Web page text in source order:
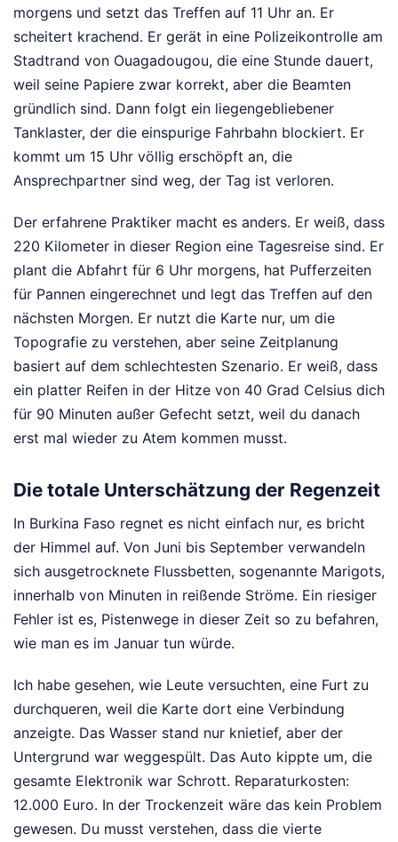
morgens und setzt das Treffen auf 11 Uhr an. Er
scheitert krachend. Er gerät in eine Polizeikontrolle am
Stadtrand von Ouagadougou, die eine Stunde dauert,
weil seine Papiere zwar korrekt, aber die Beamten
gründlich sind. Dann folgt ein liegengebliebener
Tanklaster, der die einspurige Fahrbahn blockiert. Er
kommt um 15 Uhr völlig erschöpft an, die
Ansprechpartner sind weg, der Tag ist verloren.
Der erfahrene Praktiker macht es anders. Er weiß, dass
220 Kilometer in dieser Region eine Tagesreise sind. Er
plant die Abfahrt für 6 Uhr morgens, hat Pufferzeiten
für Pannen eingerechnet und legt das Treffen auf den
nächsten Morgen. Er nutzt die Karte nur, um die
Topografie zu verstehen, aber seine Zeitplanung
basiert auf dem schlechtesten Szenario. Er weiß, dass
ein platter Reifen in der Hitze von 40 Grad Celsius dich
für 90 Minuten außer Gefecht setzt, weil du danach
erst mal wieder zu Atem kommen musst.
Die totale Unterschätzung der Regenzeit
In Burkina Faso regnet es nicht einfach nur, es bricht
der Himmel auf. Von Juni bis September verwandeln
sich ausgetrocknete Flussbetten, sogenannte Marigots,
innerhalb von Minuten in reißende Ströme. Ein riesiger
Fehler ist es, Pistenwege in dieser Zeit so zu befahren,
wie man es im Januar tun würde.
Ich habe gesehen, wie Leute versuchten, eine Furt zu
durchqueren, weil die Karte dort eine Verbindung
anzeigte. Das Wasser stand nur knietief, aber der
Untergrund war weggespült. Das Auto kippte um, die
gesamte Elektronik war Schrott. Reparaturkosten:
12.000 Euro. In der Trockenzeit wäre das kein Problem
gewesen. Du musst verstehen, dass die vierte